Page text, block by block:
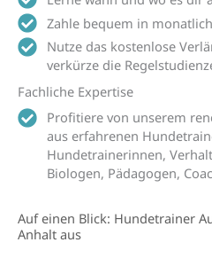
Zahle bequem in
Nutze das kostenlose
verkürze die
Fachliche Expertise
Profitiere von unserem
aus erfahrenen
Hundetrainerinnen,
Biologen, Pädagogen,
Auf einen Blick: Hundetrainer
Anhalt aus